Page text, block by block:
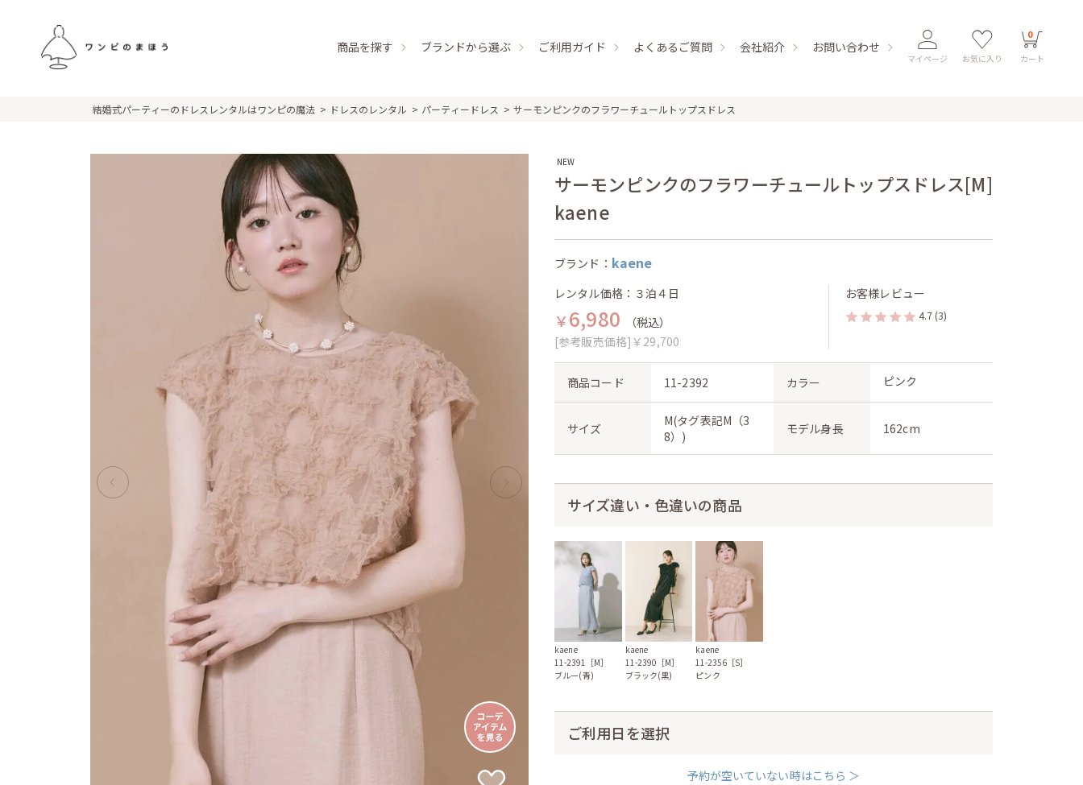
商品を探す ブランドから選ぶ ご利用ガイド よくあるご質問 会社紹介 お問い合わせ
マイページ お気に入り
0
カート
結婚式パーティーのドレスレンタルはワンピの魔法 ドレスのレンタル パーティードレス サーモンピンクのフラワーチュールトップスドレス
NEW
サーモンピンクのフラワーチュールトップスドレス[M]
kaene
ブランド： kaene
レンタル価格：３泊４日
￥6,980
（税込）
[参考販売価格]￥29,700
お客様レビュー
4.7 (3)
商品コード 11-2392 カラー ピンク
サイズ
M(タグ表記M（3
8）)
モデル身長 162cm
サイズ違い・色違いの商品
kaene
11-2391［M］
ブルー(青)
kaene
11-2390［M］
ブラック(黒)
kaene
11-2356［S］
ピンク
ご利用日を選択
予約が空いていない時はこちら ＞